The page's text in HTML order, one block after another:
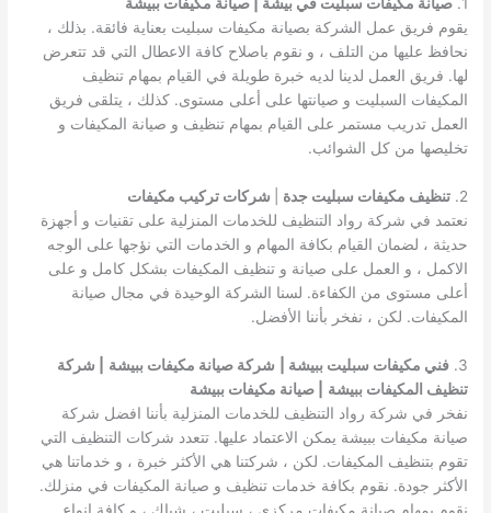
1. صيانة مكيفات سبليت في بيشة | صيانة مكيفات ببيشة
يقوم فريق عمل الشركة بصيانة مكيفات سبليت بعناية فائقة. بذلك ،
نحافظ عليها من التلف ، و نقوم باصلاح كافة الاعطال التي قد تتعرض
لها. فريق العمل لدينا لديه خبرة طويلة في القيام بمهام تنظيف
المكيفات السبليت و صيانتها على أعلى مستوى. كذلك ، يتلقى فريق
العمل تدريب مستمر على القيام بمهام تنظيف و صيانة المكيفات و
تخليصها من كل الشوائب.
2. تنظيف مكيفات سبليت جدة
شركات تركيب مكيفات
نعتمد في شركة رواد التنظيف للخدمات المنزلية على تقنيات و أجهزة
حديثة ، لضمان القيام بكافة المهام و الخدمات التي نؤجها على الوجه
الاكمل ، و العمل على صيانة و تنظيف المكيفات بشكل كامل و على
أعلى مستوى من الكفاءة. لسنا الشركة الوحيدة في مجال صيانة
المكيفات. لكن ، نفخر بأننا الأفضل.
3. فني مكيفات سبليت ببيشة | شركة صيانة مكيفات ببيشة
| شركة
تنظيف المكيفات ببيشة
| صيانة مكيفات ببيشة
نفخر في شركة رواد التنظيف للخدمات المنزلية بأننا افضل شركة
صيانة مكيفات ببيشة يمكن الاعتماد عليها. تتعدد شركات التنظيف التي
تقوم بتنظيف المكيفات. لكن ، شركتنا هي الأكثر خبرة ، و خدماتنا هي
الأكثر جودة. نقوم بكافة خدمات تنظيف و صيانة المكيفات في منزلك.